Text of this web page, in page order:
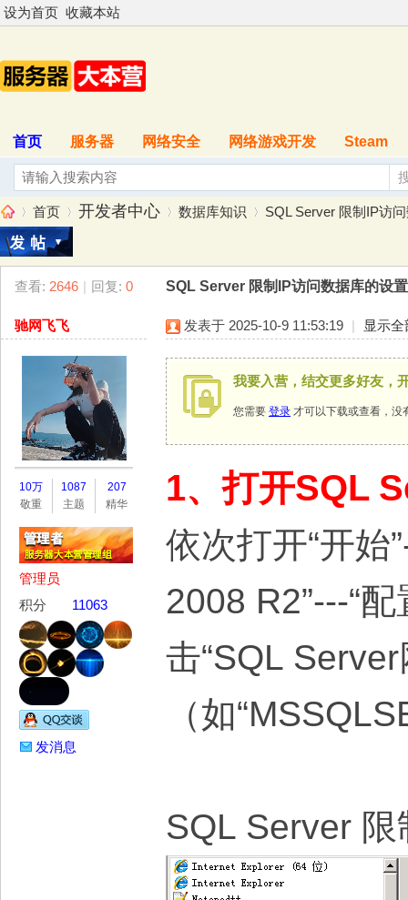
设为首页 收藏本站
首页 服务器 网络安全 网络游戏开发 Steam
»
首页
›
开发者中心 数据库知识
›
SQL Server 限制IP访
查看: 2646 | 回复: 0 SQL Server 限制IP访问数据库的设
驰网飞飞
10万
敬重
1087
主题
207
精华
管理员
积分
11063
发消息
发表于 2025-10-9 11:53:19 | 显示
我要入营，结交更多好友，
您需要 登录 才可以下载或查看，没
1、打开SQL
依次打开“开始
2008 R2”---“
击“SQL
（如
SQL Server